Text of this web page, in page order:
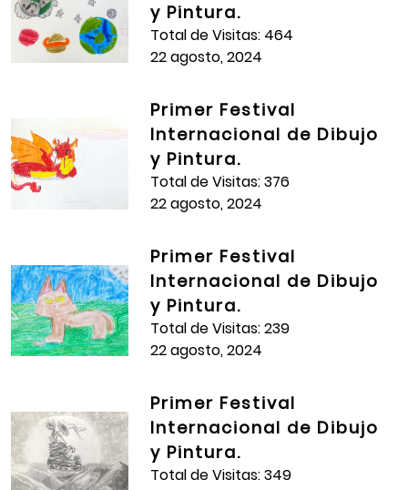
y Pintura.
Total de Visitas: 464
22 agosto, 2024
Primer Festival
Internacional de Dibujo
y Pintura.
Total de Visitas: 376
22 agosto, 2024
Primer Festival
Internacional de Dibujo
y Pintura.
Total de Visitas: 239
22 agosto, 2024
Primer Festival
Internacional de Dibujo
y Pintura.
Total de Visitas: 349